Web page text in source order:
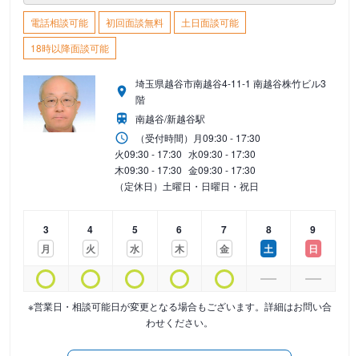
電話相談可能 初回面談無料
土日面談可能
18時以降面談可能
埼玉県越谷市南越谷4-11-1 南越谷株竹ビル3
階
南越谷/新越谷駅
（受付時間） 月09:30 - 17:30
火09:30 - 17:30 水09:30 - 17:30
木09:30 - 17:30 金09:30 - 17:30
（定休日）土曜日・日曜日・祝日
3
月
4
火
5
水
6
木
7
金
8
土
9
日
※営業日・相談可能日が変更となる場合もございます。詳細はお問い合
わせください。